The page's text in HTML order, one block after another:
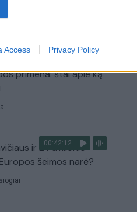
Access Privacy Policy
00:15:25
primena: štai apie ką
00:42:12
ir Ž Pavilionio
šeimos narė?